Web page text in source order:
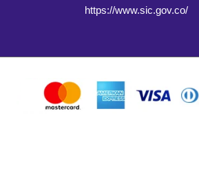
https://www.sic.gov.co/